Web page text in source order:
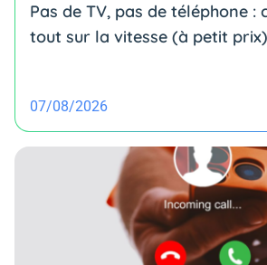
Pas de TV, pas de téléphone :
tout sur la vitesse (à petit prix)
07/08/2026